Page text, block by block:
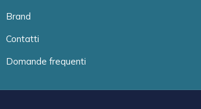
Brand
Contatti
Domande frequenti